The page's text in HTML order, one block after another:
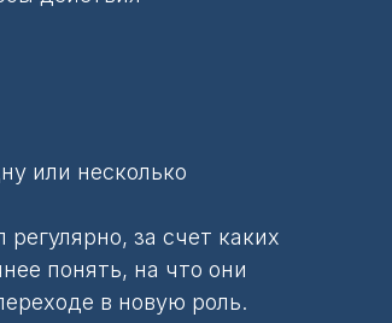
или несколько
за счет каких
понять, на что они
в новую роль.